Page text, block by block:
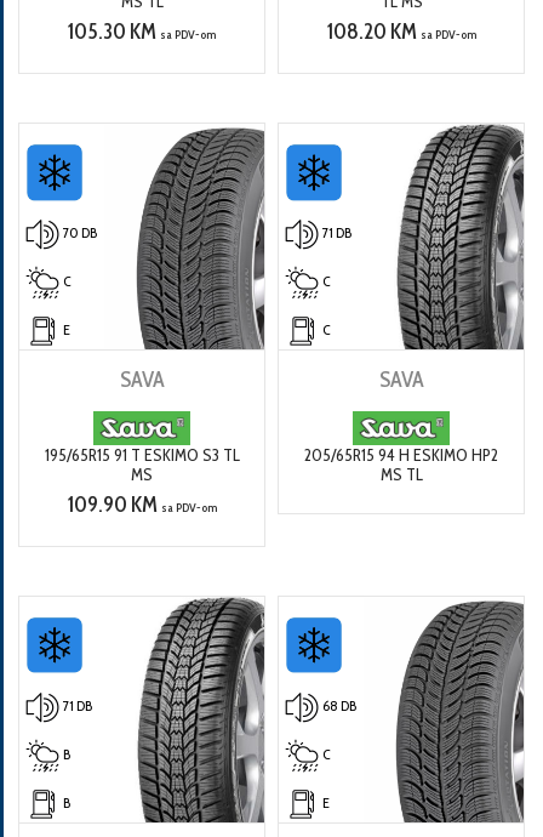
105.30 KM sa PDV-om 108.20 KM sa PDV-om
70 DB
C
E
SAVA
195/65R15 91 T ESKIMO S3 TL
MS
109.90 KM sa PDV-om
71 DB
C
C
SAVA
205/65R15 94 H ESKIMO HP2
MS TL
71 DB
B
B
68 DB
C
E